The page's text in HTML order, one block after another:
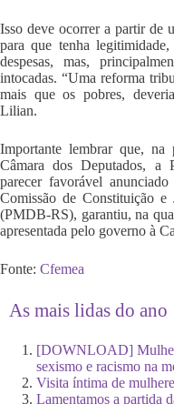
Isso deve ocorrer a partir de
para que tenha
despesas, mas,
intocadas. “Uma reforma
mais que os pobres,
Lilian.
Importante lembrar que, na
Câmara dos Deputados, a
parecer favorável
Comissão de Constituição
(PMDB-RS), garantiu, na
apresentada pelo governo à
Fonte: Cfemea
As mais lidas do ano
[DOWNLOAD]
sexismo e racismo na
Visita íntima de
Lamentamos a partida